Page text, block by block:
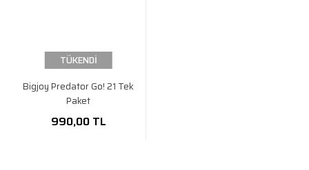
TÜKENDİ
Bigjoy Predator Go! 21 Tek
Paket
990,00 TL